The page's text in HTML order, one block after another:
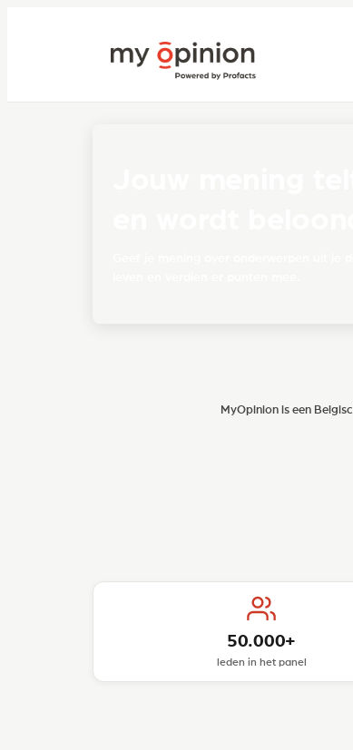
MyOpinion is een
50.000+
leden in het panel